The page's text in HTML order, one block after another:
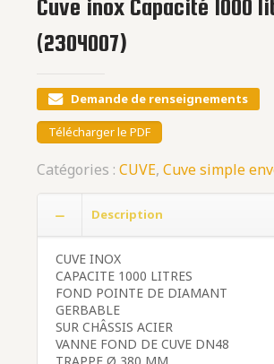
Cuve inox Capacité 1000
(2304007)
Demande de renseignements
Télécharger le PDF
Catégories : CUVE, Cuve simple
Description
CUVE INOX
CAPACITE 1000 LITRES
FOND POINTE DE DIAMANT
GERBABLE
SUR CHÂSSIS ACIER
VANNE FOND DE CUVE DN48
TRAPPE Ø 380 MM